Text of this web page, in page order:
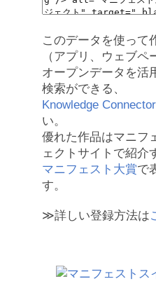
このデータを使って
（アプリ、ウェブペ
オープンデータを活
検索ができる、
Knowledge Connector
い。
優れた作品はマニフ
ェクトサイトで紹介
マニフェスト大賞で
す。
≫詳しい登録方法は